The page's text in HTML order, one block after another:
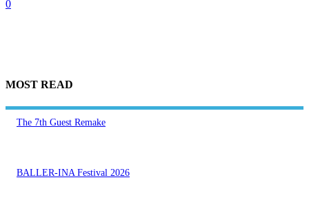
0
MOST READ
The 7th Guest Remake
BALLER-INA Festival 2026